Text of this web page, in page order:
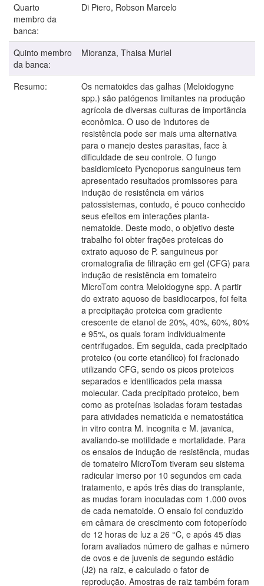
Quarto
membro da
banca:
Di Piero, Robson Marcelo
Quinto membro
da banca:
Mioranza, Thaisa Muriel
Resumo:
Os nematoides das galhas (Meloidogyne
spp.) são patógenos limitantes na produção
agrícola de diversas culturas de importância
econômica. O uso de indutores de
resistência pode ser mais uma alternativa
para o manejo destes parasitas, face à
dificuldade de seu controle. O fungo
basidiomiceto Pycnoporus sanguineus tem
apresentado resultados promissores para
indução de resistência em vários
patossistemas, contudo, é pouco conhecido
seus efeitos em interações planta-
nematoide. Deste modo, o objetivo deste
trabalho foi obter frações proteicas do
extrato aquoso de P. sanguineus por
cromatografia de filtração em gel (CFG) para
indução de resistência em tomateiro
MicroTom contra Meloidogyne spp. A partir
do extrato aquoso de basidiocarpos, foi feita
a precipitação proteica com gradiente
crescente de etanol de 20%, 40%, 60%, 80%
e 95%, os quais foram individualmente
centrifugados. Em seguida, cada precipitado
proteico (ou corte etanólico) foi fracionado
utilizando CFG, sendo os picos proteicos
separados e identificados pela massa
molecular. Cada precipitado proteico, bem
como as proteínas isoladas foram testadas
para atividades nematicida e nematostática
in vitro contra M. incognita e M. javanica,
avaliando-se motilidade e mortalidade. Para
os ensaios de indução de resistência, mudas
de tomateiro MicroTom tiveram seu sistema
radicular imerso por 10 segundos em cada
tratamento, e após três dias do transplante,
as mudas foram inoculadas com 1.000 ovos
de cada nematoide. O ensaio foi conduzido
em câmara de crescimento com fotoperíodo
de 12 horas de luz a 26 °C, e após 45 dias
foram avaliados número de galhas e número
de ovos e de juvenis de segundo estádio
(J2) na raiz, e calculado o fator de
reprodução. Amostras de raiz também foram